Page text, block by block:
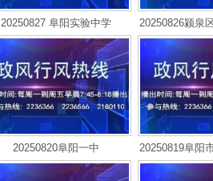
20250827 阜阳实验中学 20250826颍泉
20250820阜阳一中
20250819阜阳